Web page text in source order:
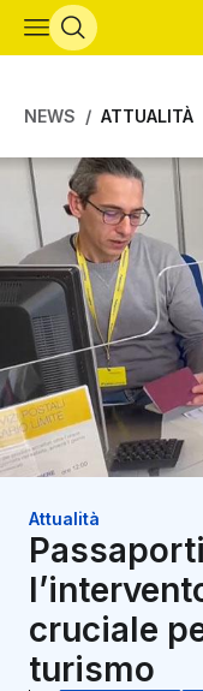
Vai al contenuto
NEWS ATTUALITÀ
Attualità
cruciale
turismo